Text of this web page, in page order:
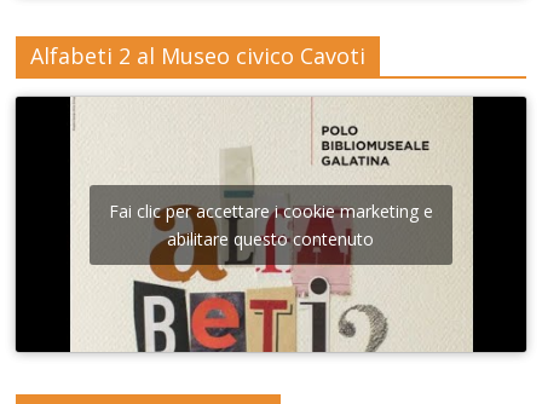
Alfabeti 2 al Museo civico Cavoti
Fai clic per accettare i cookie marketing e
abilitare questo contenuto